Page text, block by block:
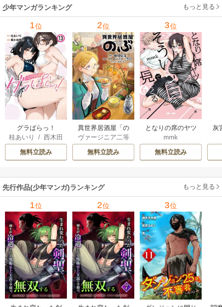
れ
メ
少年マンガランキング もっと見る
1位
グラぱらっ！
桂あいり
/西木田
景志
無料立読み
2位
異世界居酒屋「の
ぶ」
ヴァージニア二等
/ 蝉川夏哉
無料立読み
3位
となりの席のヤツ
がそういう目で見
てくる
mmk
無料立読み
灰
先行作品(少年マンガ)ランキング もっと見る
1位 2位 3位